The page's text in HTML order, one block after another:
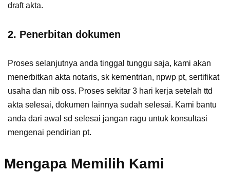
draft akta.
2. Penerbitan dokumen
Proses selanjutnya anda tinggal tunggu saja, kami akan
menerbitkan akta notaris, sk kementrian, npwp pt, sertifikat
usaha dan nib oss. Proses sekitar 3 hari kerja setelah ttd
akta selesai, dokumen lainnya sudah selesai. Kami bantu
anda dari awal sd selesai jangan ragu untuk konsultasi
mengenai pendirian pt.
Mengapa Memilih Kami